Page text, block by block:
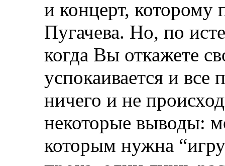
и концерт, которому
Пугачева. Но, по
когда Вы откажете
успокаивается и все
ничего и не
некоторые выводы:
которым нужна